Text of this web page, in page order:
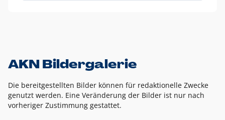
AKN Bildergalerie
Die bereitgestellten Bilder können für redaktionelle Zwecke
genutzt werden. Eine Veränderung der Bilder ist nur nach
vorheriger Zustimmung gestattet.